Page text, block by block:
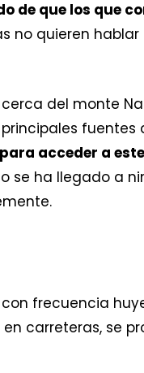
de que los que
no quieren hablar
del monte
fuentes
acceder a
se ha llegado a
frecuencia
carreteras, se